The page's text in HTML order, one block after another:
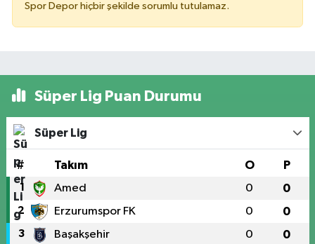
Spor Depor hiçbir şekilde sorumlu tutulamaz.
Süper Lig Puan Durumu
Süper Lig
# Takım O P
1 Amed 0 0
2 Erzurumspor FK 0 0
3 Başakşehir 0 0